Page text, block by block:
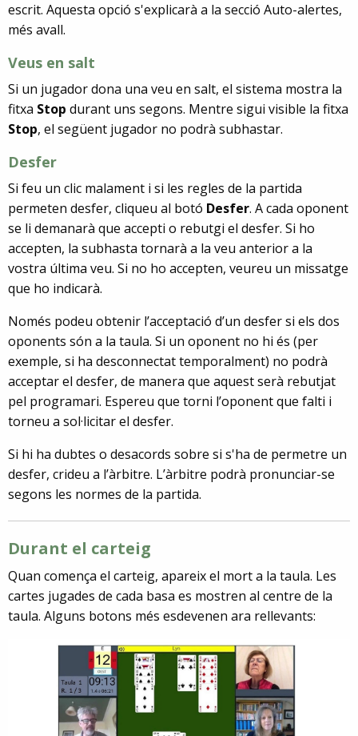
escrit. Aquesta opció s'explicarà a la secció Auto-alertes,
més avall.
Veus en salt
Si un jugador dona una veu en salt, el sistema mostra la
fitxa Stop durant uns segons. Mentre sigui visible la fitxa
Stop, el següent jugador no podrà subhastar.
Desfer
Si feu un clic malament i si les regles de la partida
permeten desfer, cliqueu al botó Desfer. A cada oponent
se li demanarà que accepti o rebutgi el desfer. Si ho
accepten, la subhasta tornarà a la veu anterior a la
vostra última veu. Si no ho accepten, veureu un missatge
que ho indicarà.
Només podeu obtenir l’acceptació d’un desfer si els dos
oponents són a la taula. Si un oponent no hi és (per
exemple, si ha desconnectat temporalment) no podrà
acceptar el desfer, de manera que aquest serà rebutjat
pel programari. Espereu que torni l’oponent que falti i
torneu a sol·licitar el desfer.
Si hi ha dubtes o desacords sobre si s'ha de permetre un
desfer, crideu a l’àrbitre. L’àrbitre podrà pronunciar-se
segons les normes de la partida.
Durant el carteig
Quan comença el carteig, apareix el mort a la taula. Les
cartes jugades de cada basa es mostren al centre de la
taula. Alguns botons més esdevenen ara rellevants: